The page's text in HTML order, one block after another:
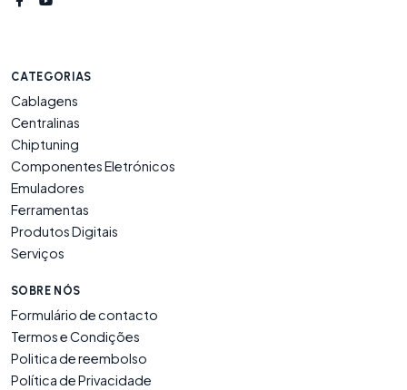
CATEGORIAS
Cablagens
Centralinas
Chiptuning
Componentes Eletrónicos
Emuladores
Ferramentas
Produtos Digitais
Serviços
SOBRE NÓS
Formulário de contacto
Termos e Condições
Politica de reembolso
Política de Privacidade